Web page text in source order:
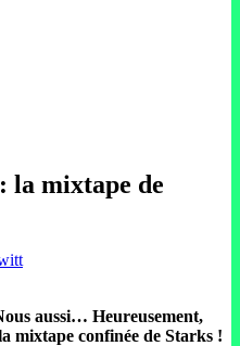
la mixtape de
aussi… Heureusement,
mixtape confinée de Starks !